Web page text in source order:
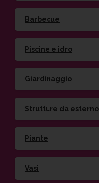
Barbecue
Piscine e idro
Giardinaggio
Strutture da esterno
Piante
Vasi